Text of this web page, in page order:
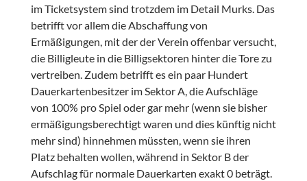
im Ticketsystem sind trotzdem im Detail Murks. Das
betrifft vor allem die Abschaffung von
Ermäßigungen, mit der der Verein offenbar versucht,
die Billigleute in die Billigsektoren hinter die Tore zu
vertreiben. Zudem betrifft es ein paar Hundert
Dauerkartenbesitzer im Sektor A, die Aufschläge
von 100% pro Spiel oder gar mehr (wenn sie bisher
ermäßigungsberechtigt waren und dies künftig nicht
mehr sind) hinnehmen müssten, wenn sie ihren
Platz behalten wollen, während in Sektor B der
Aufschlag für normale Dauerkarten exakt 0 beträgt.